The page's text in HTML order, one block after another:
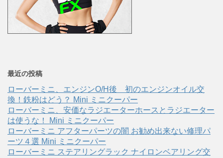
最近の投稿
ローバーミニ、エンジンO/H後 初のエンジンオイル交
換！鉄粉はどう？ Mini ミニクーパー
ローバーミニ、安価なラジエーターホースとラジエーター
は使うな！ Mini ミニクーパー
ローバーミニ アフターパーツの闇 お勧め出来ない修理パ
ーツ４選 Mini ミニクーパー
ローバーミニ ステアリングラック ナイロンベアリング交